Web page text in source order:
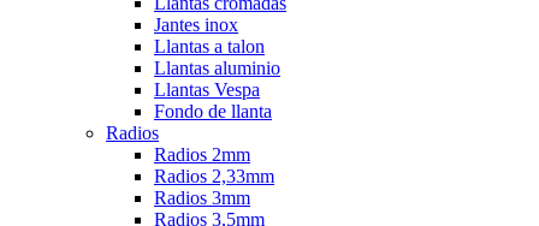
Jantes inox
Llantas a talon
Llantas aluminio
Llantas Vespa
Fondo de llanta
Radios
Radios 2mm
Radios 2,33mm
Radios 3mm
Radios 3,5mm